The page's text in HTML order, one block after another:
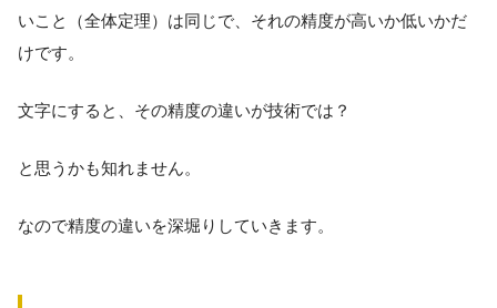
いこと（全体定理）は同じで、それの精度が高いか低いかだ
けです。
文字にすると、その精度の違いが技術では？
と思うかも知れません。
なので精度の違いを深堀りしていきます。